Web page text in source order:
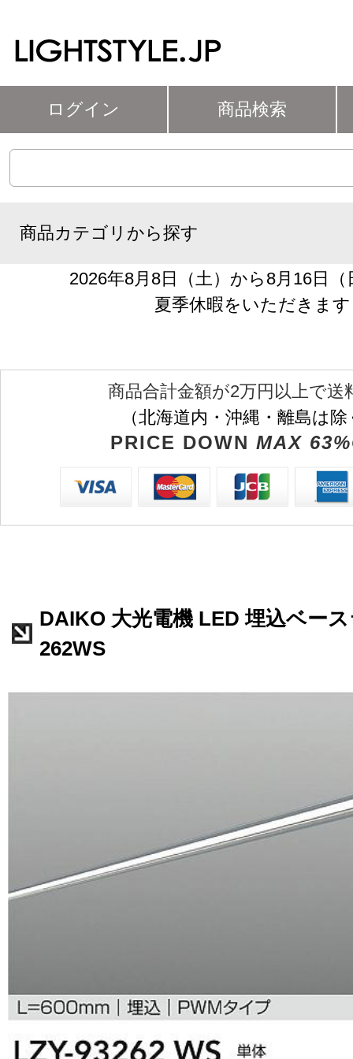
ログイン 商品検索
商品カテゴリから探す
2026年8月8日（土）から8月16日
夏季休暇をいただきます
商品合計金額が2万円以上で送
（北海道内・沖縄・離島は
PRICE DOWN MAX
DAIKO 大光電機 LED 埋込ベー
262WS